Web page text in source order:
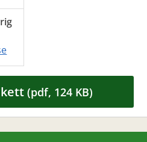
(pdf, 124 KB)